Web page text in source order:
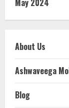
About Us
Ashwaveega
Blog